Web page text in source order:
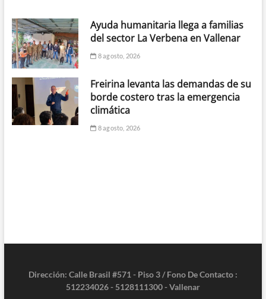
Ayuda humanitaria llega a familias
del sector La Verbena en Vallenar
8 agosto, 2026
Freirina levanta las demandas de su
borde costero tras la emergencia
climática
8 agosto, 2026
Dirección: Calle Brasil #571 - Piso 3 / Fono De Contacto :
512234026 - 5128111300 - Vallenar